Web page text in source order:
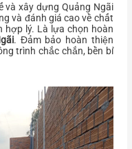
và xây dựng Quảng Ngãi
và đánh giá cao về chất
hợp lý. Là lựa chọn hoàn
. Đảm bảo hoàn thiện
trình chắc chắn, bền bỉ